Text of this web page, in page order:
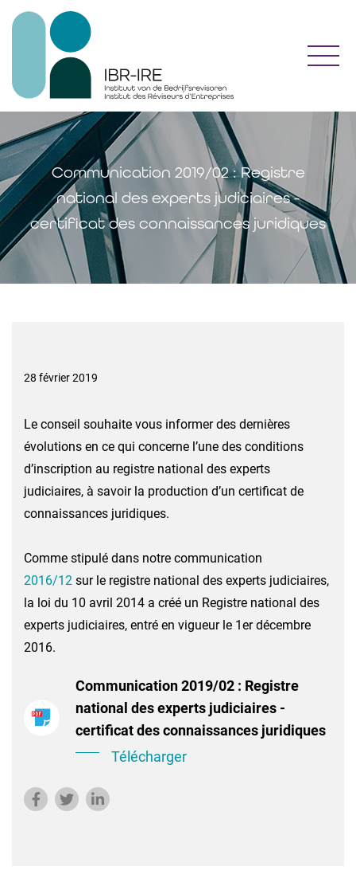
Communication 2019/02 : Registre
national des experts judiciaires -
certificat des connaissances juridiques
28 février 2019
Le conseil souhaite vous informer des dernières
évolutions en ce qui concerne l’une des conditions
d’inscription au registre national des experts
judiciaires, à savoir la production d’un certificat de
connaissances juridiques.
Comme stipulé dans notre communication
2016/12 sur le registre national des experts judiciaires,
la loi du 10 avril 2014 a créé un Registre national des
experts judiciaires, entré en vigueur le 1er décembre
2016.
Communication 2019/02 : Registre
national des experts judiciaires -
certificat des connaissances juridiques
Télécharger